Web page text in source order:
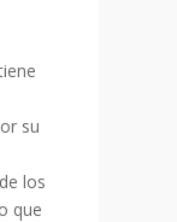
su
los
que